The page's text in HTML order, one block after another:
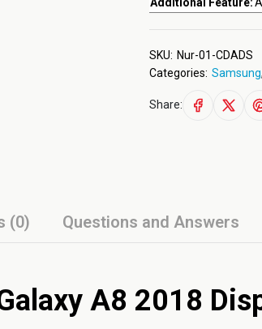
SKU: Nur-01-CDADS
Categories: Samsung,
Share:
(0) Questions and Answers
A8 2018